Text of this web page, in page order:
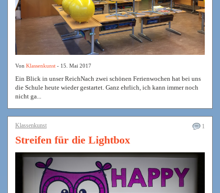
Von Klassenkunst - 15. Mai 2017
Ein Blick in unser ReichNach zwei schönen Ferienwochen hat bei uns
die Schule heute wieder gestartet. Ganz ehrlich, ich kann immer noch
nicht ga...
1
Klassenkunst
Streifen für die Lightbox